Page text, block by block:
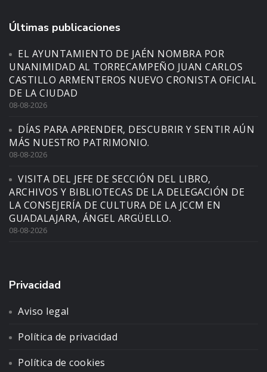
Últimas publicaciones
EL AYUNTAMIENTO DE JAÉN NOMBRA POR
UNANIMIDAD AL TORRECAMPEÑO JUAN CARLOS
CASTILLO ARMENTEROS NUEVO CRONISTA OFICIAL
DE LA CIUDAD
08-08-2026
DÍAS PARA APRENDER, DESCUBRIR Y SENTIR AÚN
MÁS NUESTRO PATRIMONIO.
08-08-2026
VISITA DEL JEFE DE SECCIÓN DEL LIBRO,
ARCHIVOS Y BIBLIOTECAS DE LA DELEGACIÓN DE
LA CONSEJERÍA DE CULTURA DE LA JCCM EN
GUADALAJARA, ÁNGEL ARGÜELLO.
08-08-2026
Privacidad
Aviso legal
Política de privacidad
Política de cookies